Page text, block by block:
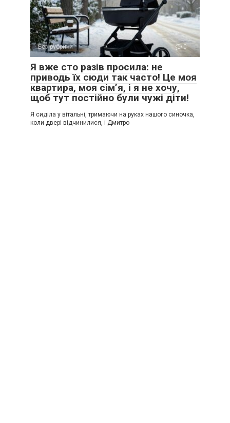
Без рубрики 0
Я вже сто разів просила: не
приводь їх сюди так часто! Це моя
квартира, моя сім’я, і я не хочу,
щоб тут постійно були чужі діти!
Я сиділа у вітальні, тримаючи на руках нашого синочка,
коли двері відчинилися, і Дмитро